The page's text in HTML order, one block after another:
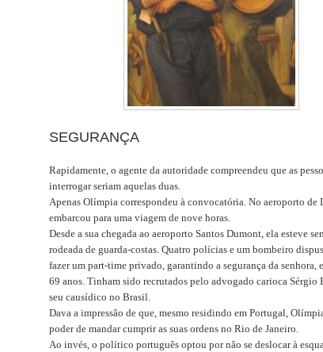
SEGURANÇA
Rapidamente, o agente da autoridade compreendeu que as
interrogar seriam aquelas duas.
Apenas Olímpia correspondeu à convocatória. No aeroporto de
embarcou para uma viagem de nove horas.
Desde a sua chegada ao aeroporto Santos Dumont, ela esteve
rodeada de guarda-costas. Quatro polícias e um bombeiro
fazer um part-time privado, garantindo a segurança da senhora,
69 anos. Tinham sido recrutados pelo advogado carioca Sérgio
seu causídico no Brasil.
Dava a impressão de que, mesmo residindo em Portugal,
poder de mandar cumprir as suas ordens no Rio de Janeiro.
Ao invés, o político português optou por não se deslocar à